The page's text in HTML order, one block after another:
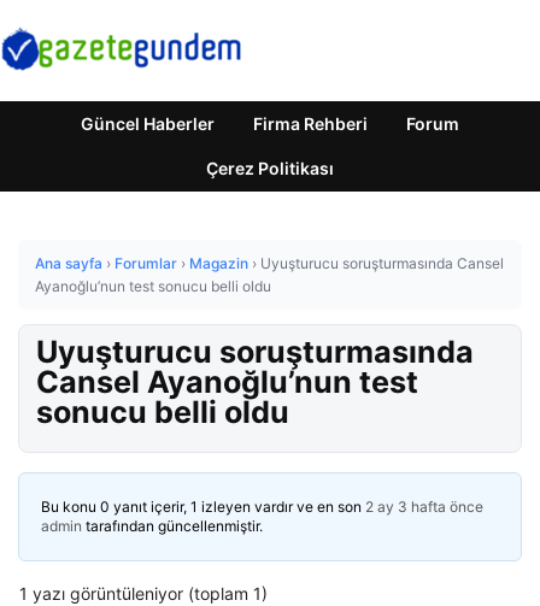
Güncel Haberler Firma Rehberi Forum
Çerez Politikası
Ana sayfa › Forumlar › Magazin › Uyuşturucu soruşturmasında Cansel
Ayanoğlu’nun test sonucu belli oldu
Uyuşturucu soruşturmasında
Cansel Ayanoğlu’nun test
sonucu belli oldu
Bu konu 0 yanıt içerir, 1 izleyen vardır ve en son 2 ay 3 hafta önce
admin tarafından güncellenmiştir.
1 yazı görüntüleniyor (toplam 1)